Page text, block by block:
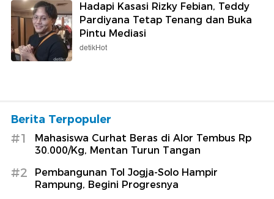
Hadapi Kasasi Rizky Febian, Teddy
Pardiyana Tetap Tenang dan Buka
Pintu Mediasi
detikHot
Berita Terpopuler
#1
Mahasiswa Curhat Beras di Alor Tembus Rp
30.000/Kg, Mentan Turun Tangan
#2
Pembangunan Tol Jogja-Solo Hampir
Rampung, Begini Progresnya